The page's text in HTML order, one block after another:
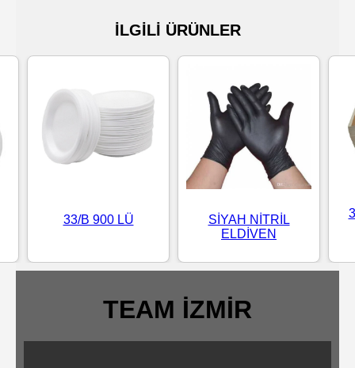
Su
Mendiller
Kolonyalı
Mendiller
Standart
Mendiller
Pipetler
İLGİLİ ÜRÜNLER
33/B 900 LÜ
SİYAH NİTRİL
ELDİVEN
TEAM İZMİR